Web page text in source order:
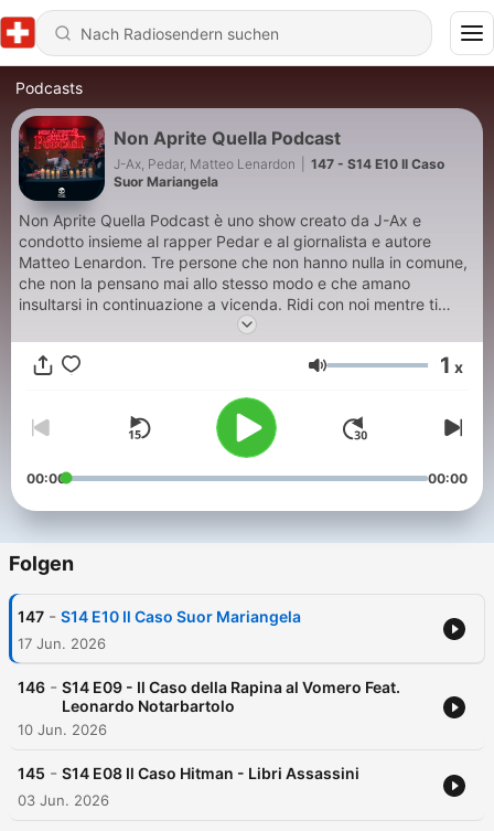
Podcasts
Non Aprite Quella Podcast
J-Ax, Pedar, Matteo Lenardon
147 - S14 E10 Il Caso
Suor Mariangela
Non Aprite Quella Podcast è uno show creato da J-Ax e
condotto insieme al rapper Pedar e al giornalista e autore
Matteo Lenardon. Tre persone che non hanno nulla in comune,
che non la pensano mai allo stesso modo e che amano
insultarsi in continuazione a vicenda. Ridi con noi mentre ti
sveliamo, in maniera non morbosa e con ironia, il surreale che
nessuno ha mai avuto il coraggio di raccontarti nascosto tra
fatti di cronaca realmente accaduti in Italia e nel mondo.
collaborazioni: nonapritequellapodcast@gmail.com Segui
Matteo su Instagram: @matteo.lenardon Segui Pedar su
Instagram: @iosonopedar Segui J-Ax su Instagram:
@j.axofficial
Lautstärke 1 x
00:00 00:00
Folgen
147 - S14 E10 Il Caso Suor Mariangela
17 Jun. 2026
146 - S14 E09 - Il Caso della Rapina al Vomero Feat.
Leonardo Notarbartolo
10 Jun. 2026
145 - S14 E08 Il Caso Hitman - Libri Assassini
03 Jun. 2026